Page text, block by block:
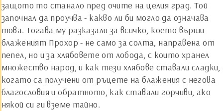
защото то станало пред очите на целия град. Той
започнал да проучва - какво ли би могло да означава
това. Тогава му разказали за всичко, което върши
блаженият Прохор - не само за солта, направена от
пепел, но и за хлябовете от лобода, с които хранел
множество народ, и как тези хлябове ставали сладки,
когато са получени от ръцете на блажения с негова
благословия и обратното, как ставали горчиви, ако
някой си ги вземе тайно.